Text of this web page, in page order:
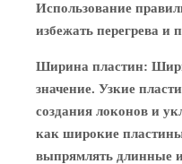
Использование
избежать перегрева и
Ширина пластин:
значение. Узкие
создания локонов и
как широкие
выпрямлять длинные